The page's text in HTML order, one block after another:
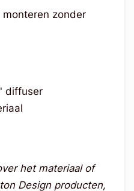
zonder
diffuser
het materiaal of
Design producten,